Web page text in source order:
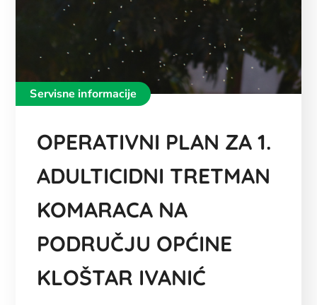
Servisne informacije
OPERATIVNI PLAN ZA 1.
ADULTICIDNI TRETMAN
KOMARACA NA
PODRUČJU OPĆINE
KLOŠTAR IVANIĆ